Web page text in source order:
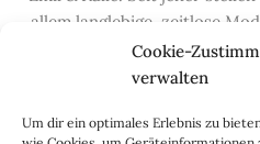
Cookie-
verwalten
Um dir ein optimales Erlebnis zu
allem langlebige, zeitlose
vor, die hochwertig
Bedingungen hergestellt
Handwerksberufe und